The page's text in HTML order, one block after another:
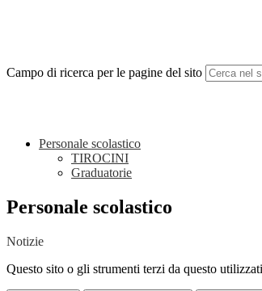
Campo di ricerca per le pagine del sito
Personale scolastico
TIROCINI
Graduatorie
Personale scolastico
Notizie
Questo sito o gli strumenti terzi da questo